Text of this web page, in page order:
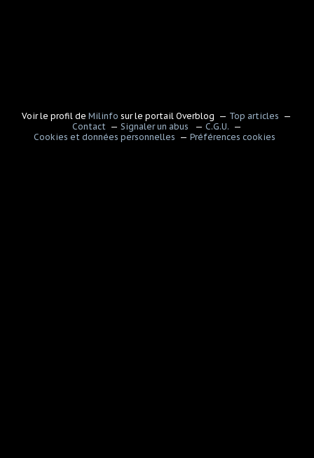
Voir le profil deMilinfo sur le portail Overblog
Top articles
Contact
Signaler un abus
C.G.U.
Cookies et données personnelles
Préférences cookies